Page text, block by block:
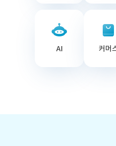
AI 커머